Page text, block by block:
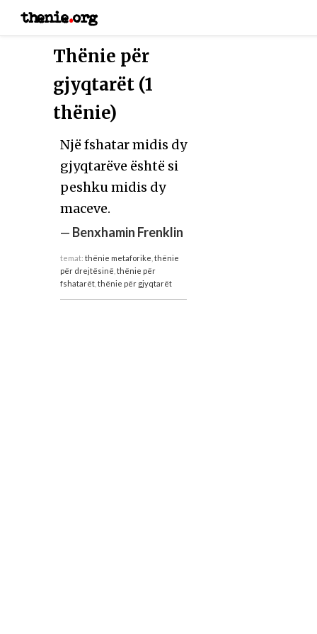
thenie.org
Thënie për
gjyqtarët (1
thënie)
Një fshatar midis dy
gjyqtarëve është si
peshku midis dy
maceve.
— Benxhamin Frenklin
temat: thënie metaforike thënie
për drejtësinë thënie për
fshatarët, thënie për gjyqtarët